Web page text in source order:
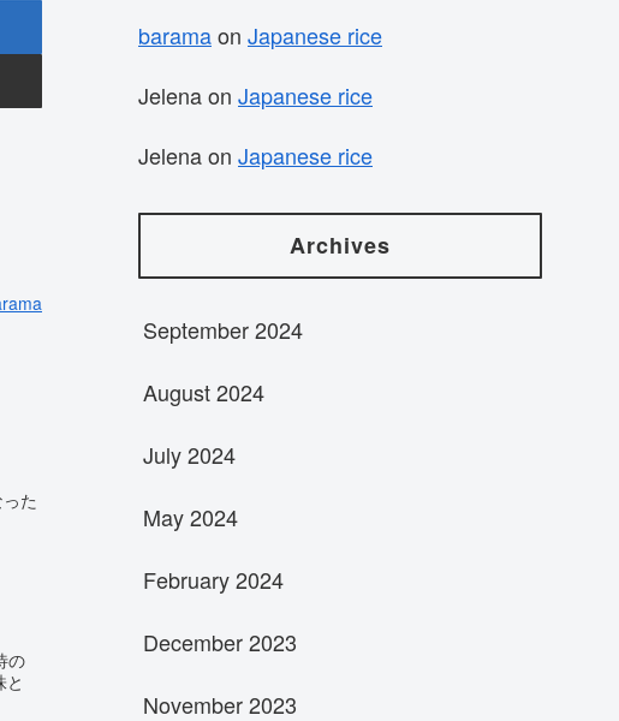
た
の
baramaon Japanese rice
Jelenaon Japanese rice
Jelenaon Japanese rice
Archives
September 2024
August 2024
July 2024
May 2024
February 2024
December 2023
November 2023